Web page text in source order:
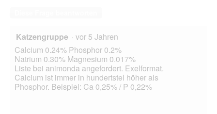
Katzengruppe · vor 5 Jahren
Calcium 0.24% Phosphor 0.2%
Natrium 0.30% Magnesium 0.017%
Liste bei animonda angefordert. Exelformat.
Calcium ist immer in hundertstel höher als
Phosphor. Beispiel: Ca 0,25% / P 0,22%